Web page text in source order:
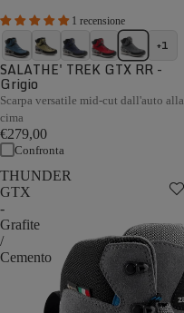
1 recensione
+1
SALATHE' TREK GTX RR -
Grigio
Scarpa versatile mid-cut dall'auto alla
cima
€279,00
Confronta
THUNDER
GTX
-
Grafite
/
Cemento